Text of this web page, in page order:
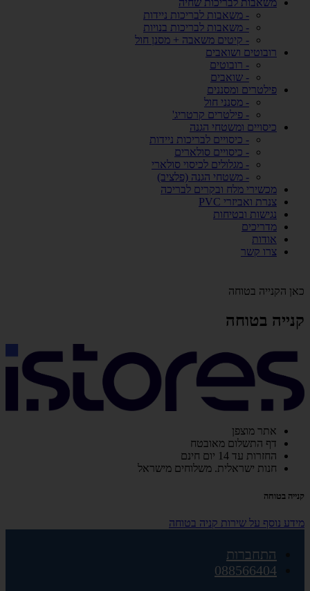
משאבות לבריכות שחיה
- משאבות לבריכות ניידות
- משאבות לבריכות בנויות
- קיטים משאבה + מסנן חול
רובוטים ושואבים
- רובוטים
- שואבים
פילטרים ומסננים
- מסנני חול
- פילטרים קרטריג'
כיסויים ומשטחי הגנה
- כיסויים לבריכות ניידות
- כיסויים סולארים
- מגלולים לכיסוי סולארי
- משטחי הגנה (פלציב)
מכשירי מלח ובקרים לבריכה
צנרת ואביזרי PVC
נגישות ובטיחות
מדריכים
אודות
צרו קשר
כאן הקנייה בטוחה
קנייה בטוחה
אתר מוצפן
דף התשלום מאובטח
החזרות עד 14 יום חינם
חנות ישראלית. משלוחים מישראל
קנייה בטוחה
מידע נוסף על שירות קניה בטוחה
התחברות
088566404